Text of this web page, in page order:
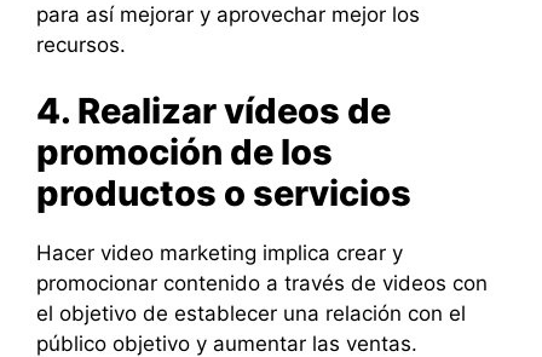
para así mejorar y aprovechar mejor los
recursos.
4. Realizar vídeos de
promoción de los
productos o servicios
Hacer video marketing implica crear y
promocionar contenido a través de videos con
el objetivo de establecer una relación con el
público objetivo y aumentar las ventas.